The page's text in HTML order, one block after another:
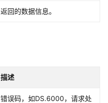
返回的数据信息。
描述
错误码，如DS.6000，请求处